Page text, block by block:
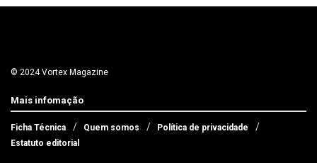
© 2024 Vortex Magazine
Mais infomação
Ficha Técnica Quem somos
Política de privacidade
Estatuto editorial